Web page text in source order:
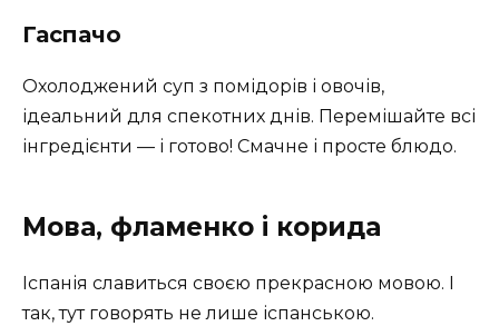
Гаспачо
Охолоджений суп з помідорів і овочів,
ідеальний для спекотних днів. Перемішайте всі
інгредієнти — і готово! Смачне і просте блюдо.
Мова, фламенко і корида
Іспанія славиться своєю прекрасною мовою. І
так, тут говорять не лише іспанською.